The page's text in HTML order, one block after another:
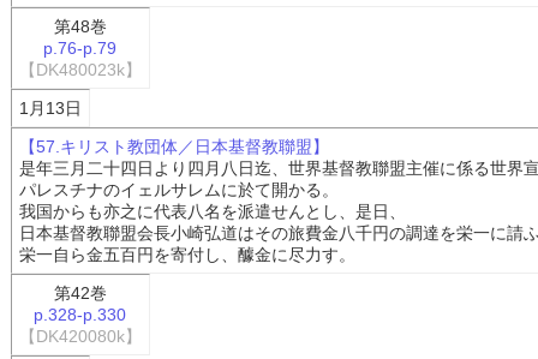
第48巻
p.76-p.79
【DK480023k】
1月13日
【57.キリスト教団体／日本基督教聯盟】
是年三月二十四日より四月八日迄、世界基督教聯盟主催に係る世界
パレスチナのイェルサレムに於て開かる。
我国からも亦之に代表八名を派遣せんとし、是日、
日本基督教聯盟会長小崎弘道はその旅費金八千円の調達を栄一に請
栄一自ら金五百円を寄付し、醵金に尽力す。
第42巻
p.328-p.330
【DK420080k】